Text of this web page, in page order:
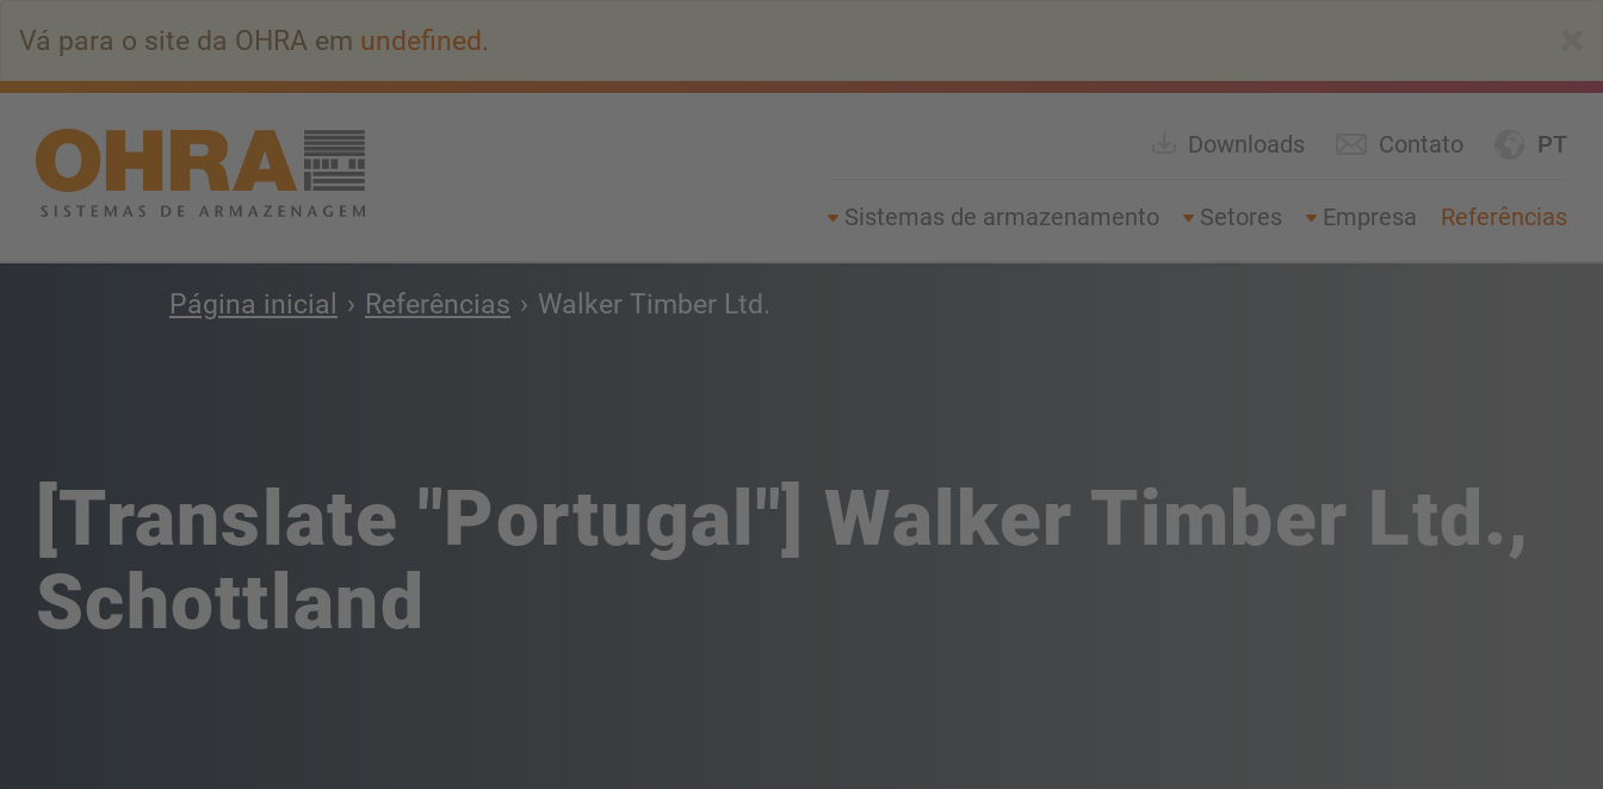
conteúdo
principal
Vá para o site da OHRA em undefined.
PT
Downloads Contato
Sistemas de armazenamento Setores Empresa Referências
Página inicial Referências Walker Timber Ltd.
[Translate "Portugal"] Walker Timber Ltd.,
Schottland